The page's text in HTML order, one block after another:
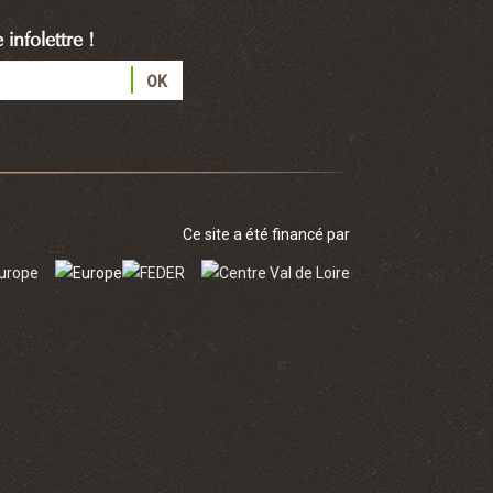
infolettre !
Ce site a été financé par